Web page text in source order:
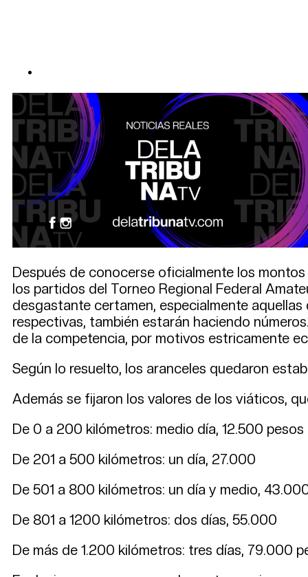
Después de conocerse oficialmente los
los partidos del Torneo Regional Federal
desgastante certamen, especialmente
respectivas, también estarán haciendo
de la competencia, por motivos estricamente
Según lo resuelto, los aranceles quedaron
Además se fijaron los valores de los viáticos,
De 0 a 200 kilómetros: medio día, 12.500 pesos
De 201 a 500 kilómetros: un día, 27.000
De 501 a 800 kilómetros: un día y medio,
De 801 a 1200 kilómetros: dos días, 55.000
De más de 1.200 kilómetros: tres días, 79.000